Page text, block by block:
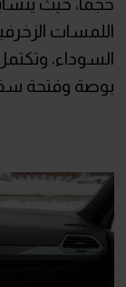
اللمسات
بوصة وفتحة